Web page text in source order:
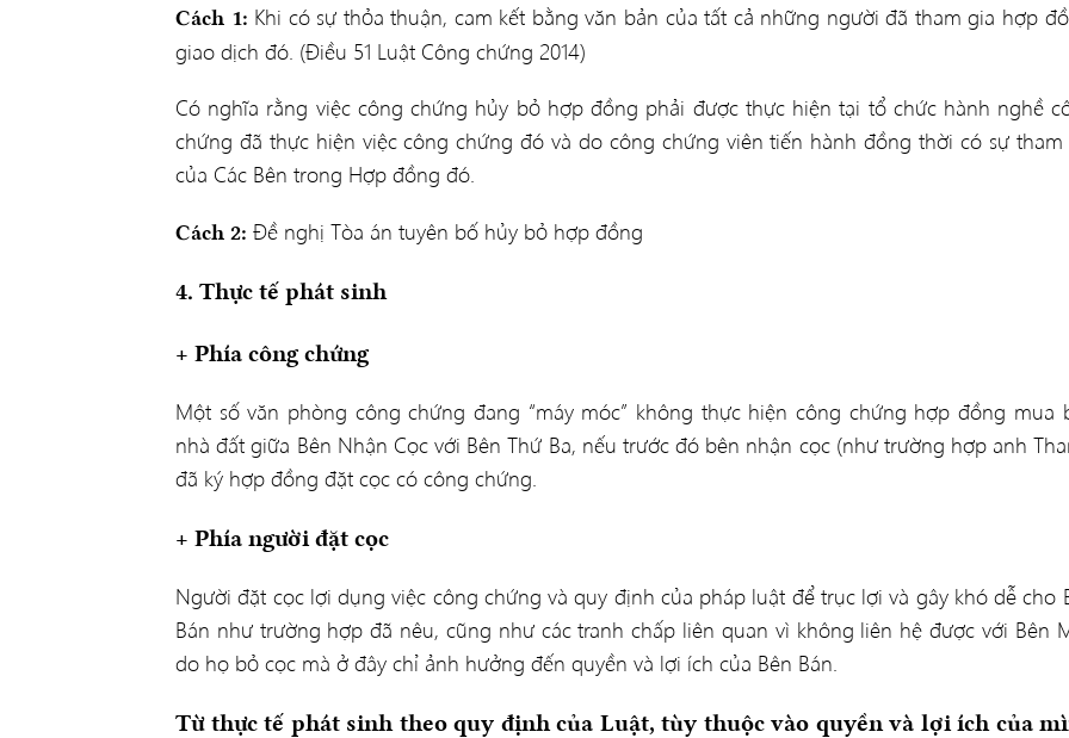
Cách 1: Khi có sự thỏa thuận, cam kết bằng văn bản của tất cả những người đã tham gia hợp
giao dịch đó. (Điều 51 Luật Công chứng 2014)
Có nghĩa rằng việc công chứng hủy bỏ hợp đồng phải được thực hiện tại tổ chức hành nghề
chứng đã thực hiện việc công chứng đó và do công chứng viên tiến hành đồng thời có sự tham
của Các Bên trong Hợp đồng đó.
Cách 2: Đề nghị Tòa án tuyên bố hủy bỏ hợp đồng
4. Thực tế phát sinh
+ Phía công chứng
Một số văn phòng công chứng đang “máy móc” không thực hiện công chứng hợp đồng mua
nhà đất giữa Bên Nhận Cọc với Bên Thứ Ba, nếu trước đó bên nhận cọc (như trường hợp anh
đã ký hợp đồng đặt cọc có công chứng.
+ Phía người đặt cọc
Người đặt cọc lợi dụng việc công chứng và quy định của pháp luật để trục lợi và gây khó dễ cho
Bán như trường hợp đã nêu, cũng như các tranh chấp liên quan vì không liên hệ được với Bên
do họ bỏ cọc mà ở đây chỉ ảnh hưởng đến quyền và lợi ích của Bên Bán.
Từ thực tế phát sinh theo quy định của Luật, tùy thuộc vào quyền và lợi ích của